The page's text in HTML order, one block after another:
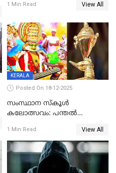
യുവതി
1 Min Read View All
KERALA
Posted On 18-12-2025
സംസ്ഥാന സ്കൂൾ
കലോത്സവം: പന്തൽ
1 Min Read View All